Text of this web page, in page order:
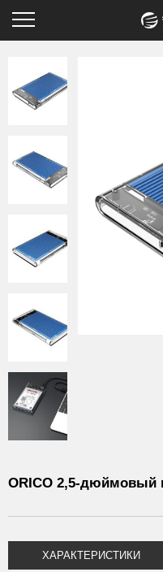
ORICO 2,5-дюймовый
ХАРАКТЕРИСТИКИ